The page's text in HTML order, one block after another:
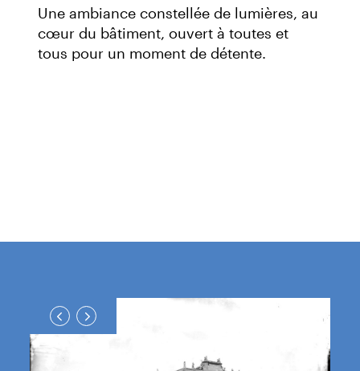
Une ambiance constellée de lumières, au
cœur du bâtiment, ouvert à toutes et
tous pour un moment de détente.